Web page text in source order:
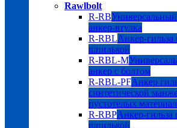
Rawlbolt
R-RB
анкер-втулка
R-RBLАнкер-гильза
шпилькой
R-RBL-M
анкер с болтом
R-RBL-PFАнкер
синтетической
пустотелых
R-RBPАнкер-гильза
шпилькой